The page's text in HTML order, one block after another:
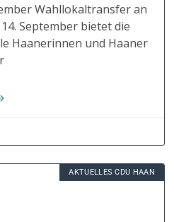
Wahllokaltransfer an
September bietet die
Haanerinnen und Haaner
AKTUELLES CDU HAAN